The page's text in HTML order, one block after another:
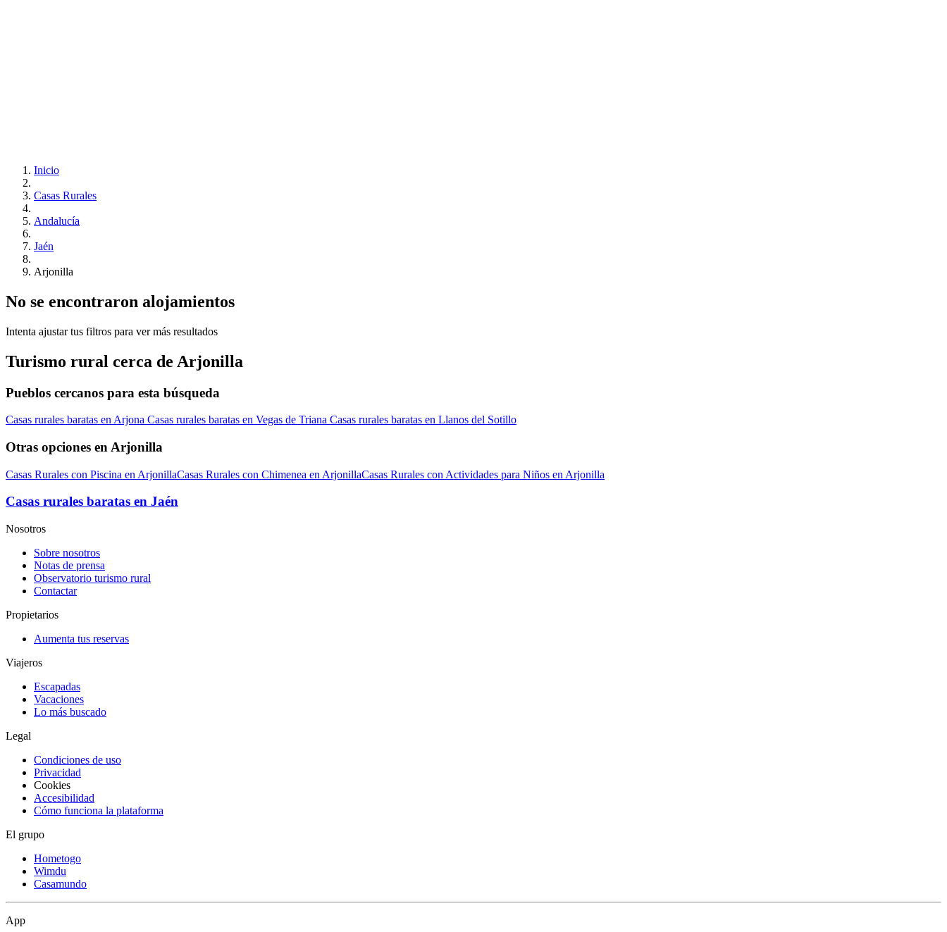
Inicio
Casas Rurales
Andalucía
Jaén
Arjonilla
No se encontraron alojamientos
Intenta ajustar tus filtros para ver más resultados
Turismo rural cerca de Arjonilla
Pueblos cercanos para esta búsqueda
Casas rurales baratas en Arjona Casas rurales baratas en Vegas de Triana Casas rurales baratas en Llanos del Sotillo
Otras opciones en Arjonilla
Casas Rurales con Piscina en ArjonillaCasas Rurales con Chimenea en ArjonillaCasas Rurales con Actividades para Niños en Arjonilla
Casas rurales baratas en Jaén
Nosotros
Sobre nosotros
Notas de prensa
Observatorio turismo rural
Contactar
Propietarios
Aumenta tus reservas
Viajeros
Escapadas
Vacaciones
Lo más buscado
Legal
Condiciones de uso
Privacidad
Cookies
Accesibilidad
Cómo funciona la plataforma
El grupo
Hometogo
Wimdu
Casamundo
App